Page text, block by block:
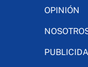
OPINIÓN